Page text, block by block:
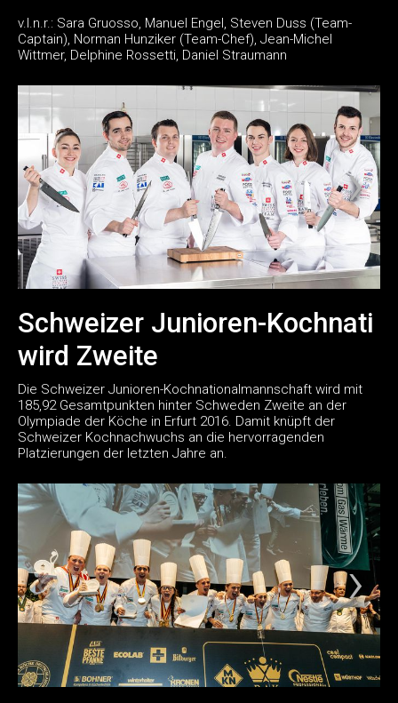
v.l.n.r.: Sara Gruosso, Manuel Engel, Steven Duss (Team-
Captain), Norman Hunziker (Team-Chef), Jean-Michel
Wittmer, Delphine Rossetti, Daniel Straumann
Schweizer Junioren-Kochnati
wird Zweite
Die Schweizer Junioren-Kochnationalmannschaft wird mit
185,92 Gesamtpunkten hinter Schweden Zweite an der
Olympiade der Köche in Erfurt 2016. Damit knüpft der
Schweizer Kochnachwuchs an die hervorragenden
Platzierungen der letzten Jahre an.